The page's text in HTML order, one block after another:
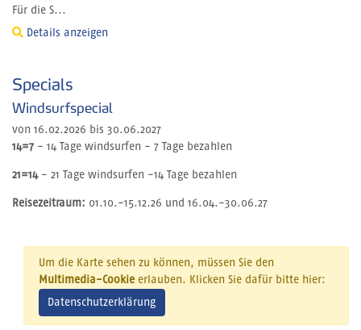
Für die S...
Details anzeigen
Specials
Windsurfspecial
von 16.02.2026 bis 30.06.2027
14=7 - 14 Tage windsurfen - 7 Tage bezahlen
21=14- 21 Tage windsurfen -14 Tage bezahlen
Reisezeitraum: 01.10.-15.12.26 und 16.04.-30.06.27
Um die Karte sehen zu können, müssen Sie den
Multimedia-Cookieerlauben. Klicken Sie dafür bitte hier:
Datenschutzerklärung